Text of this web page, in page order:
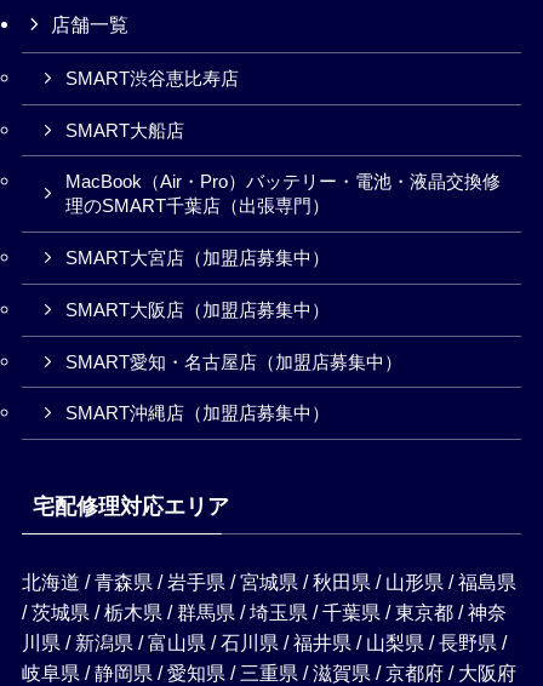
店舗一覧
SMART渋谷恵比寿店
SMART大船店
MacBook（Air・Pro）バッテリー・電池・液晶交換修
理のSMART千葉店（出張専門）
SMART大宮店（加盟店募集中）
SMART大阪店（加盟店募集中）
SMART愛知・名古屋店（加盟店募集中）
SMART沖縄店（加盟店募集中）
宅配修理対応エリア
北海道 / 青森県 / 岩手県 / 宮城県 / 秋田県 / 山形県 / 福島県
/ 茨城県 / 栃木県 / 群馬県 / 埼玉県 / 千葉県 / 東京都 / 神奈
川県 / 新潟県 / 富山県 / 石川県 / 福井県 / 山梨県 / 長野県 /
岐阜県 / 静岡県 / 愛知県 / 三重県 / 滋賀県 / 京都府 / 大阪府